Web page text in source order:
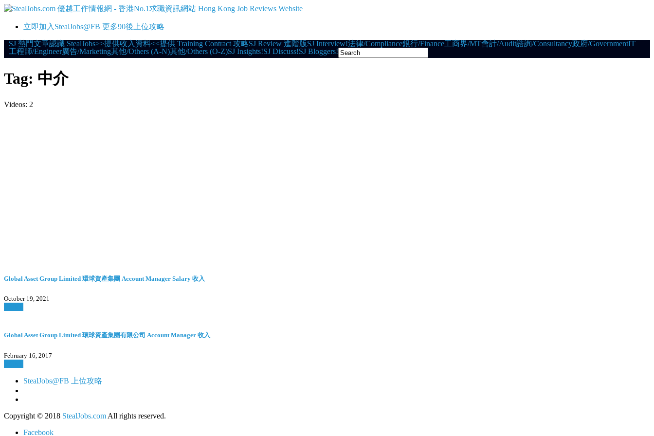
立即加入StealJobs@FB 更多90後上位攻略
Skip
to
SJ 熱門文章認識 StealJobs>>提供收入資料<<提供 Training Contract 攻略SJ Review 進階版SJ Interview!法律/Compliance銀行/Finance工商界/MT會計/Audit諮詢/Consultancy政府/GovernmentIT
工程師/Engineer廣告/Marketing其他/Others (A-N)其他/Others (O-Z)SJ Insights!SJ Discuss!SJ Bloggers!
Tag: 中介
Videos: 2
Global Asset Group Limited 環球資產集團 Account Manager Salary 收入
October 19, 2021
Global Asset Group Limited 環球資產集團有限公司 Account Manager 收入
February 16, 2017
StealJobs@FB 上位攻略
Copyright © 2018 StealJobs.com All rights reserved.
Facebook